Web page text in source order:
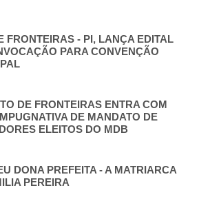
FRONTEIRAS - PI, LANÇA EDITAL
PARA CONVENÇÃO
DE FRONTEIRAS ENTRA COM
DE MANDATO DE
ELEITOS DO MDB
DONA PREFEITA - A MATRIARCA
PEREIRA